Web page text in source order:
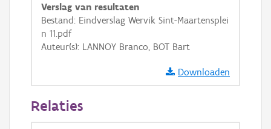
OSM-Basiskaart
Ortho
GRB-Basiskaart
Verslag van resultaten
Bestand: Eindverslag Wervik Sint-Maartensplei
n 11.pdf
Auteur(s): LANNOY Branco, BOT Bart
Downloaden
Relaties